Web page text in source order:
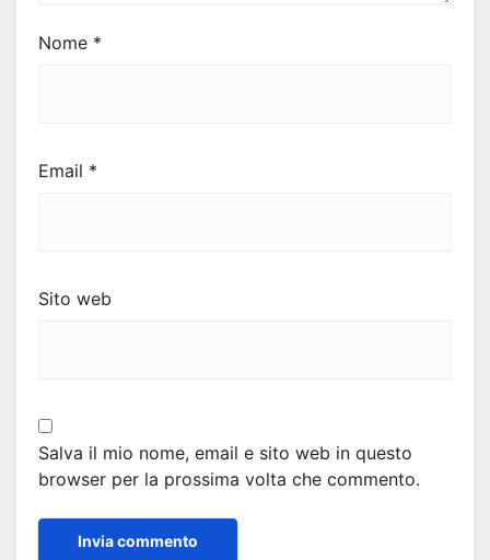
Nome *
Email *
Sito web
Salva il mio nome, email e sito web in questo
browser per la prossima volta che commento.